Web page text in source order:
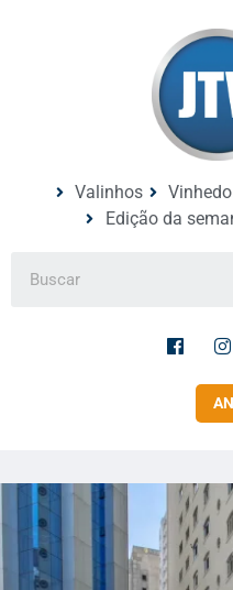
Valinhos Vinhedo
Edição da